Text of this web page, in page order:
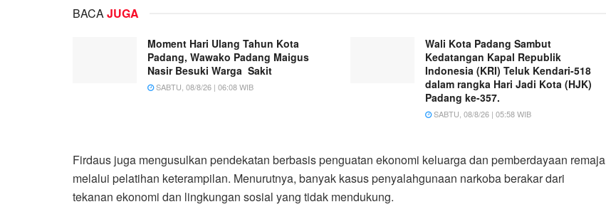
BACAJUGA
Moment Hari Ulang Tahun Kota
Padang, Wawako Padang Maigus
Nasir Besuki Warga Sakit
SABTU, 08/8/26 | 06:08 WIB
Wali Kota Padang Sambut
Kedatangan Kapal Republik
Indonesia (KRI) Teluk Kendari-518
dalam rangka Hari Jadi Kota (HJK)
Padang ke-357.
SABTU, 08/8/26 | 05:58 WIB
Firdaus juga mengusulkan pendekatan berbasis penguatan ekonomi keluarga dan pemberdayaan remaja
melalui pelatihan keterampilan. Menurutnya, banyak kasus penyalahgunaan narkoba berakar dari
tekanan ekonomi dan lingkungan sosial yang tidak mendukung.